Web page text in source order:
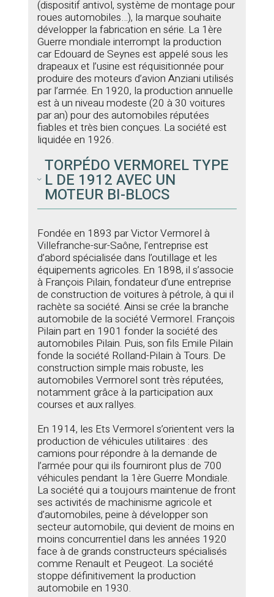
(dispositif antivol, système de montage pour
roues automobiles…), la marque souhaite
développer la fabrication en série. La 1ère
Guerre mondiale interrompt la production
car Edouard de Seynes est appelé sous les
drapeaux et l’usine est réquisitionnée pour
produire des moteurs d’avion Anziani utilisés
par l’armée. En 1920, la production annuelle
est à un niveau modeste (20 à 30 voitures
par an) pour des automobiles réputées
fiables et très bien conçues. La société est
liquidée en 1926.
TORPÉDO VERMOREL TYPE
L DE 1912 AVEC UN
MOTEUR BI-BLOCS
Fondée en 1893 par Victor Vermorel à
Villefranche-sur-Saône, l’entreprise est
d’abord spécialisée dans l’outillage et les
équipements agricoles. En 1898, il s’associe
à François Pilain, fondateur d’une entreprise
de construction de voitures à pétrole, à qui il
rachète sa société. Ainsi se crée la branche
automobile de la société Vermorel. François
Pilain part en 1901 fonder la société des
automobiles Pilain. Puis, son fils Emile Pilain
fonde la société Rolland-Pilain à Tours. De
construction simple mais robuste, les
automobiles Vermorel sont très réputées,
notamment grâce à la participation aux
courses et aux rallyes.
En 1914, les Ets Vermorel s’orientent vers la
production de véhicules utilitaires : des
camions pour répondre à la demande de
l’armée pour qui ils fourniront plus de 700
véhicules pendant la 1ère Guerre Mondiale.
La société qui a toujours maintenue de front
ses activités de machinisme agricole et
d’automobiles, peine à développer son
secteur automobile, qui devient de moins en
moins concurrentiel dans les années 1920
face à de grands constructeurs spécialisés
comme Renault et Peugeot. La société
stoppe définitivement la production
automobile en 1930.